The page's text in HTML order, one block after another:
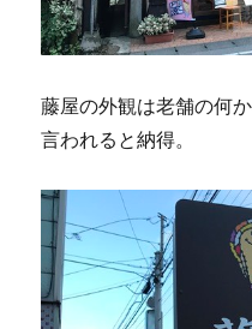
藤屋の外観は老舗の何
言われると納得。